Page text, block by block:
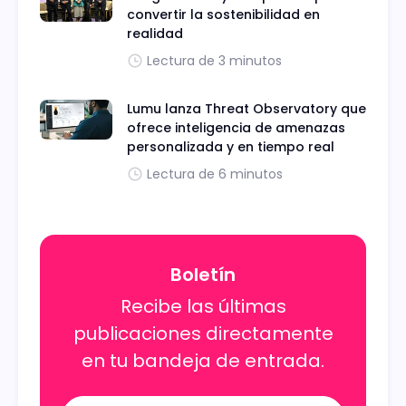
convertir la sostenibilidad en
realidad
Lectura de 3 minutos
Lumu lanza Threat Observatory que
ofrece inteligencia de amenazas
personalizada y en tiempo real
Lectura de 6 minutos
Boletín
Recibe las últimas
publicaciones directamente
en tu bandeja de entrada.